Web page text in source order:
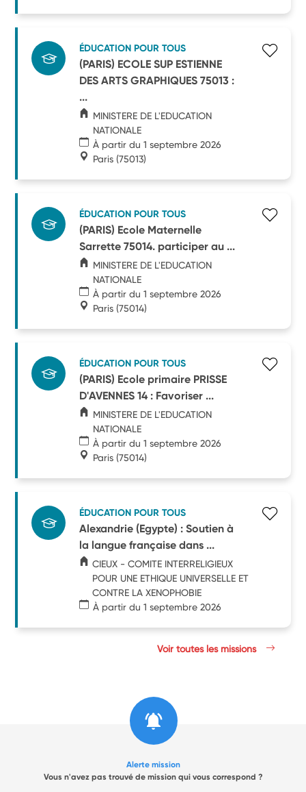
ÉDUCATION POUR TOUS
(PARIS) ECOLE SUP ESTIENNE
DES ARTS GRAPHIQUES 75013 :
...
MINISTERE DE L'EDUCATION
NATIONALE
À partir du 1 septembre 2026
Paris (75013)
ÉDUCATION POUR TOUS
(PARIS) Ecole Maternelle
Sarrette 75014. participer au ...
MINISTERE DE L'EDUCATION
NATIONALE
À partir du 1 septembre 2026
Paris (75014)
ÉDUCATION POUR TOUS
(PARIS) Ecole primaire PRISSE
D'AVENNES 14 : Favoriser ...
MINISTERE DE L'EDUCATION
NATIONALE
À partir du 1 septembre 2026
Paris (75014)
ÉDUCATION POUR TOUS
Alexandrie (Egypte) : Soutien à
la langue française dans ...
CIEUX - COMITE INTERRELIGIEUX
POUR UNE ETHIQUE UNIVERSELLE ET
CONTRE LA XENOPHOBIE
À partir du 1 septembre 2026
Voir toutes les missions
Alerte mission
Vous n'avez pas trouvé de mission qui vous correspond ?